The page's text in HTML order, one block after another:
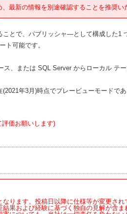
最新の情報を別途確認することを推奨い
とで、パブリッシャ―として構成した1
ト可能です。
、または SQL Server からローカル テ
年3月)時点でプレービューモードであ
価お願いします)
ります。投稿日以降に仕様等が変更され
果および経験に基づく独自の見解が含ま